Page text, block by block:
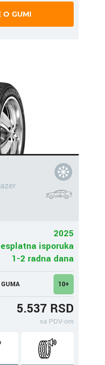
O GUMI
2025
isporuka
1-2 radna dana
10+
5.537 RSD
sa PDV-om